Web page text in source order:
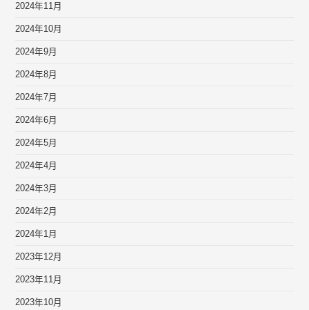
2024年11月
2024年10月
2024年9月
2024年8月
2024年7月
2024年6月
2024年5月
2024年4月
2024年3月
2024年2月
2024年1月
2023年12月
2023年11月
2023年10月